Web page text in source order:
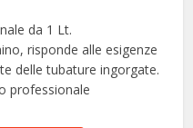
da 1 Lt.
risponde alle esigenze
delle tubature ingorgate.
professionale